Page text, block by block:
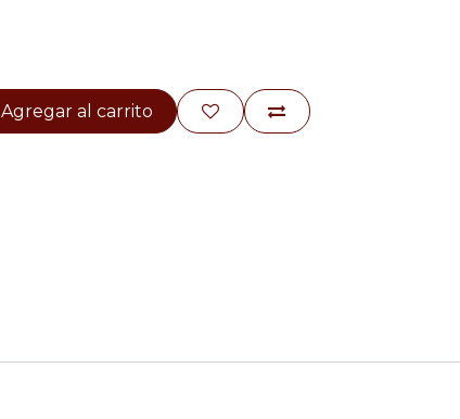
Agregar al carrito